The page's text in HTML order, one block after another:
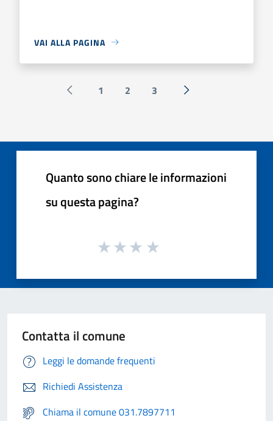
VAI ALLA PAGINA
Pagina precedente
1 2 3 Successiva »
Quanto sono chiare le informazioni
su questa pagina?
Contatta il comune
Leggi le domande frequenti
Richiedi Assistenza
Chiama il comune 031.7897711